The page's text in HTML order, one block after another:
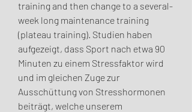
training and then change to a several-
week long maintenance training
(plateau training). Studien haben
aufgezeigt, dass Sport nach etwa 90
Minuten zu einem Stressfaktor wird
und im gleichen Zuge zur
Ausschüttung von Stresshormonen
beiträgt, welche unserem